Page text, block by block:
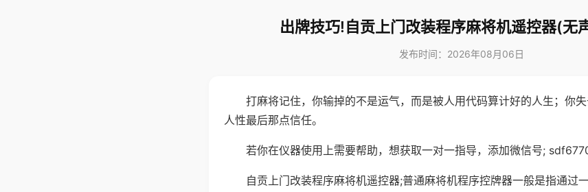
出牌技巧!自贡上门改装程序麻将机遥控器(无
发布时间：2026年08月06日
打麻将记住，你输掉的不是运气，而是被人用代码算计好的人生；你
人性最后那点信任。
若你在仪器使用上需要帮助，想获取一对一指导，添加微信号;
自贡上门改装程序麻将机遥控器;普通麻将机程序控牌器一般是指通过